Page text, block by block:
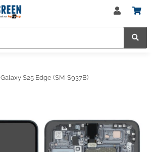
Galaxy S25 Edge (SM-S937B)